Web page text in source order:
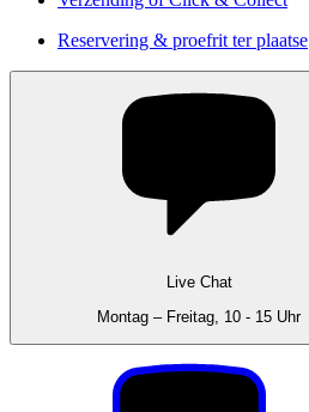
Reservering & proefrit ter plaatse
Live Chat
Montag – Freitag, 10 - 15 Uhr